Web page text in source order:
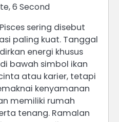
6 Second
sering disebut
paling kuat. Tanggal
energi khusus
bawah simbol ikan
atau karier, tetapi
kenyamanan
memiliki rumah
tenang. Ramalan